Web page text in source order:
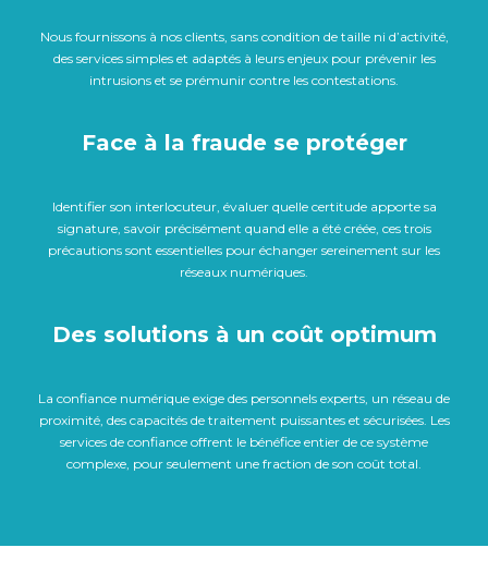
Nous fournissons à nos clients, sans condition de taille ni d’activité,
des services simples et adaptés à leurs enjeux pour prévenir les
intrusions et se prémunir contre les contestations.
Face à la fraude se protéger
Identifier son interlocuteur, évaluer quelle certitude apporte sa
signature, savoir précisément quand elle a été créée, ces trois
précautions sont essentielles pour échanger sereinement sur les
réseaux numériques.
Des solutions à un coût optimum
La confiance numérique exige des personnels experts, un réseau de
proximité, des capacités de traitement puissantes et sécurisées. Les
services de confiance offrent le bénéfice entier de ce système
complexe, pour seulement une fraction de son coût total.